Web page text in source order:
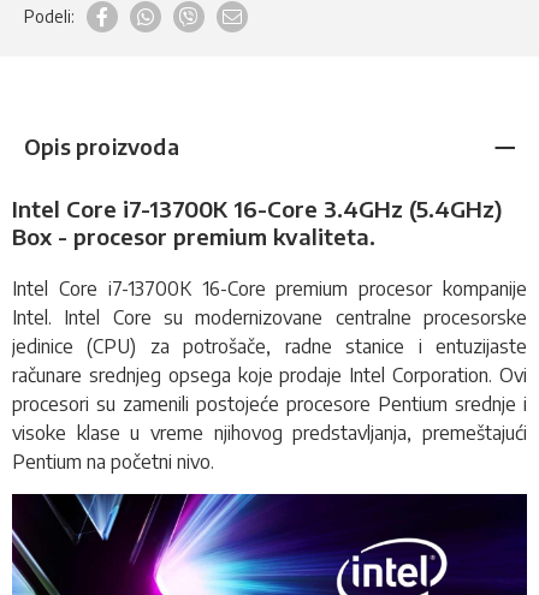
Podeli:
Opis proizvoda
Intel Core i7-13700K 16-Core 3.4GHz (5.4GHz)
Box - procesor premium kvaliteta.
Intel Core i7-13700K 16-Core premiumprocesorkompanije
Intel. Intel Core su modernizovane centralne procesorske
jedinice (CPU) za potrošače, radne stanice i entuzijaste
računare srednjeg opsega koje prodaje Intel Corporation. Ovi
procesori su zamenili postojeće procesore Pentium srednje i
visoke klase u vreme njihovog predstavljanja, premeštajući
Pentium na početni nivo.